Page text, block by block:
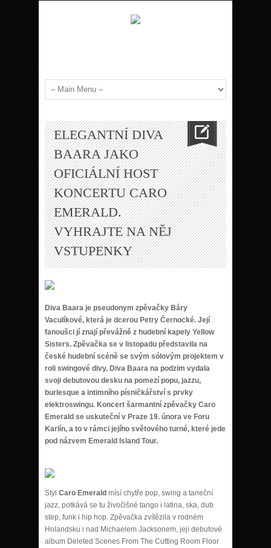
ELEGANTNÍ DIVA
BAARA JAKO
OFICIÁLNÍ HOST
KONCERTU CARO
EMERALD.
VYHRAJTE NA NĚJ
VSTUPENKY
Diva Baara je pseudonym zpěvačky Báry
Vaculíkové, která je dcerou Petry Černocké. Její
fanoušci jí znají převážně z hudební kapely Yellow
Sisters. Zpěvačka se v listopadu představila na
české hudební scéně se svým sólovým projektem v
roli swingové divy. Diva Baara na podzim vydala
svoji debutovou desku na pomezí popu, jazzu,
burlesque a intimního písničkářství s prvky
elektroswingu. Koncert šarmantní zpěvačky Caro
Emerald se uskuteční v Praze 19. února ve Foru
Karlín, a to v rámci jejího světového turné, které jede
pod názvem Emerald Island Tour.
Styl Caro Emerald mísí chytře pop, swing a taneční
jazz, potkává se tu živočišné tango i latina, ska, dub
step, funk i hip hop. Zpěvačka zvítězila v rodném
Holandsku i nad Michaelem Jacksonem, její debutové
album Deleted Scenes From The Cutting Room Floor